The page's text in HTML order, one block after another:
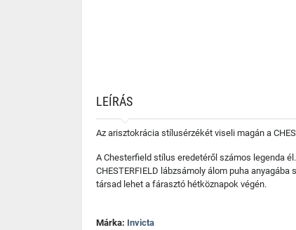
LEÍRÁS
Az arisztokrácia stílusérzékét viseli magán a
A Chesterfield stílus eredetéről számos legenda
CHESTERFIELD lábzsámoly álom puha
társad lehet a fárasztó hétköznapok végén.
Márka: Invicta